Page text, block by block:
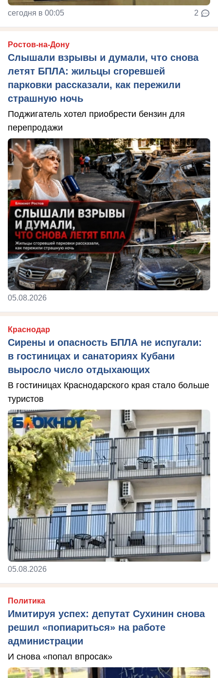
сегодня в 00:05 2
Ростов-на-Дону
Слышали взрывы и думали, что снова
летят БПЛА: жильцы сгоревшей
парковки рассказали, как пережили
страшную ночь
Поджигатель хотел приобрести бензин для
перепродажи
05.08.2026
Краснодар
Сирены и опасность БПЛА не испугали:
в гостиницах и санаториях Кубани
выросло число отдыхающих
В гостиницах Краснодарского края стало больше
туристов
05.08.2026
Политика
Имитируя успех: депутат Сухинин снова
решил «попиариться» на работе
администрации
И снова «попал впросак»